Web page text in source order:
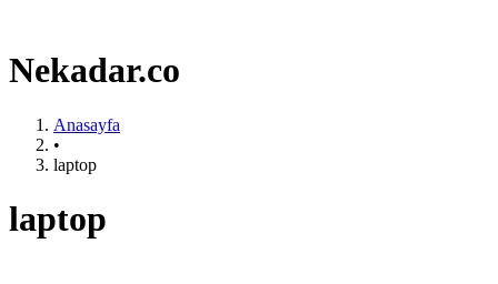
Nekadar.co
Anasayfa
•
laptop
laptop